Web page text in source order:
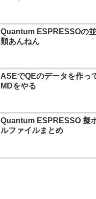
Quantum ESPRESSOの
類あんねん
ASEでQEのデータを作っ
MDをやる
Quantum ESPRESSO 擬
ルファイルまとめ